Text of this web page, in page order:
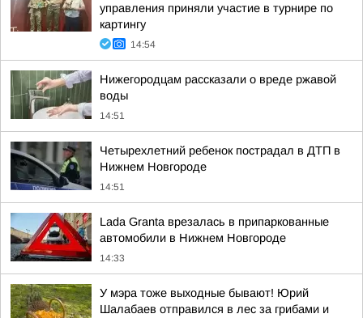
управления приняли участие в турнире по
картингу
14:54
Нижегородцам рассказали о вреде ржавой
воды
14:51
Четырехлетний ребенок пострадал в ДТП в
Нижнем Новгороде
14:51
Lada Granta врезалась в припаркованные
автомобили в Нижнем Новгороде
14:33
У мэра тоже выходные бывают! Юрий
Шалабаев отправился в лес за грибами и